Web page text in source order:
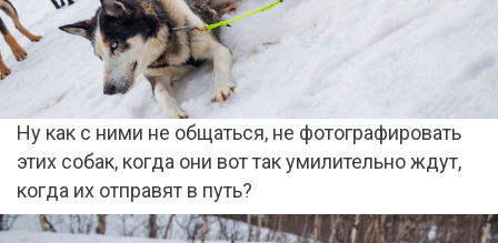
Ну как с ними не общаться, не фотографировать
этих собак, когда они вот так умилительно ждут,
когда их отправят в путь?